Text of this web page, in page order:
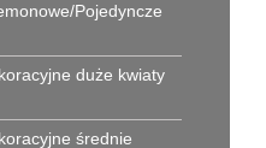
Pojedyncze
duże kwiaty
średnie